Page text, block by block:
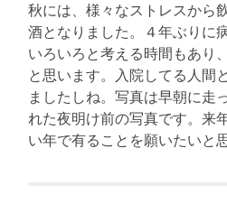
秋には、様々なストレスから
酒となりました。４年ぶりに
いろいろと考える時間もあり
と思います。入院してる人間
ましたしね。写真は早朝に走
れた夜明け前の写真です。来
い年で有ることを願いたいと